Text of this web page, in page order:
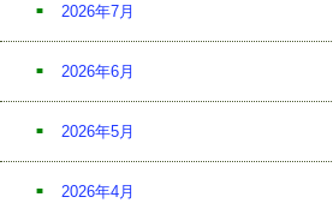
2026年7月
2026年6月
2026年5月
2026年4月